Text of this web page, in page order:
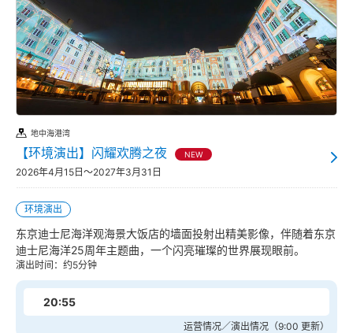
地中海港湾
【环境演出】闪耀欢腾之夜 NEW
2026年4月15日～2027年3月31日
环境演出
东京迪士尼海洋观海景大饭店的墙面投射出精美影像，伴随着东京
迪士尼海洋25周年主题曲，一个闪亮璀璨的世界展现眼前。
演出时间：约5分钟
20:55
运营情况／演出情况（9:00 更新）